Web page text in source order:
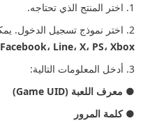
1. اختر المنتج الذي تحتاجه.
2. اختر نموذج تسجيل الدخول. يمكنك تسجيل الدخول باستخدام
Facebook، Line، X، PS، Xbox أو Nintendo.
3. أدخل المعلومات التالية:
● معرف اللعبة (Game UID)
●كلمة المرور